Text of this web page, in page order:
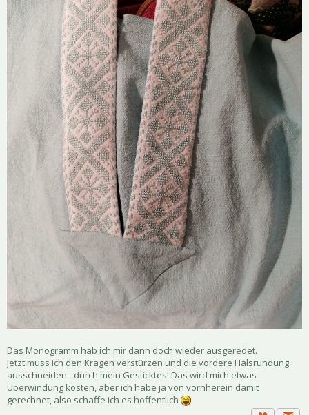
Das Monogramm hab ich mir dann doch wieder ausgeredet.
Jetzt muss ich den Kragen verstürzen und die vordere Halsrundung
ausschneiden - durch mein Gesticktes! Das wird mich etwas
Überwindung kosten, aber ich habe ja von vornherein damit
gerechnet, also schaffe ich es hoffentlich